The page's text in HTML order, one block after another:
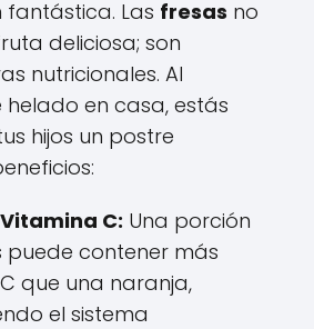
Las fresas no
deliciosa; son
nutricionales. Al
en casa, estás
hijos un postre
C: Una porción
puede contener más
que una naranja,
el sistema